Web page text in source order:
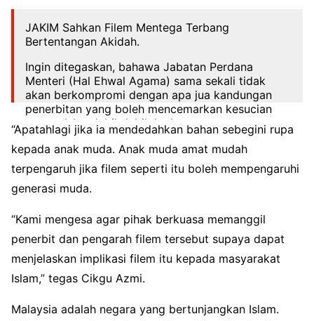
JAKIM Sahkan Filem Mentega Terbang
Bertentangan Akidah.
Ingin ditegaskan, bahawa Jabatan Perdana
Menteri (Hal Ehwal Agama) sama sekali tidak
akan berkompromi dengan apa jua kandungan
penerbitan yang boleh mencemarkan kesucian
agama Islam lebih-lebih lagI..
pic.twitter.com/NeOR5XZVUt
— Samudera.my (@MySamudera) March 2, 2023
“Apatahlagi jika ia mendedahkan bahan sebegini rupa
kepada anak muda. Anak muda amat mudah
terpengaruh jika filem seperti itu boleh mempengaruhi
generasi muda.
“Kami mengesa agar pihak berkuasa memanggil
penerbit dan pengarah filem tersebut supaya dapat
menjelaskan implikasi filem itu kepada masyarakat
Islam,” tegas Cikgu Azmi.
Malaysia adalah negara yang bertunjangkan Islam.